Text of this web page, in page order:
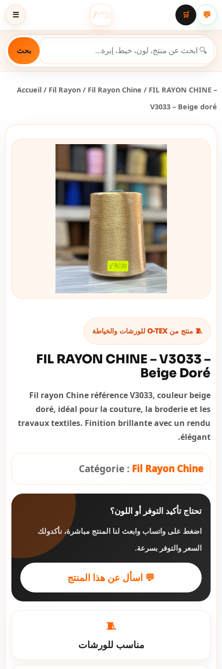
☰ 💬
🛒
بحث
Accueil / Fil Rayon / Fil Rayon Chine / FIL RAYON CHINE –
V3033 – Beige doré
🧵 منتج من O-TEX للورشات والخياطة
FIL RAYON CHINE – V3033 –
Beige Doré
Fil rayon Chine référence V3033, couleur beige
doré, idéal pour la couture, la broderie et les
travaux textiles. Finition brillante avec un rendu
élégant.
Catégorie : Fil Rayon Chine
تحتاج تأكيد التوفر أو اللون؟
اضغط على واتساب وابعث لنا المنتج مباشرة، نأكدولك
السعر والتوفر بسرعة.
💬 اسأل عن هذا المنتج
🧵
مناسب للورشات